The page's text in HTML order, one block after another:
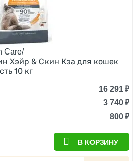
Care/
Хэйр & Скин Кэа для кошек
10 кг
16 291₽
3 740₽
800₽
В КОРЗИНУ